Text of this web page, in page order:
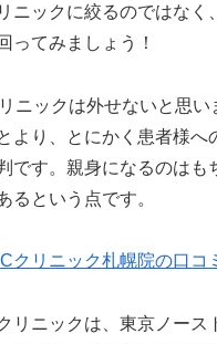
ニックに絞るのではなく
ってみましょう！
ニックは外せないと思い
より、とにかく患者様へ
です。親身になるのはも
るという点です。
クリニック札幌院の口コ
リニックは、東京ノース